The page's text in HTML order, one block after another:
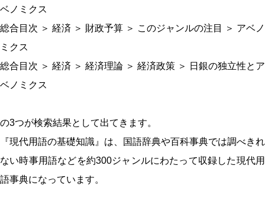
ベノミクス
総合目次 ＞ 経済 ＞ 財政予算 ＞ このジャンルの注目 ＞ アベノ
ミクス
総合目次 ＞ 経済 ＞ 経済理論 ＞ 経済政策 ＞ 日銀の独立性とア
ベノミクス
の3つが検索結果として出てきます。
『現代用語の基礎知識』は、国語辞典や百科事典では調べきれ
ない時事用語などを約300ジャンルにわたって収録した現代用
語事典になっています。